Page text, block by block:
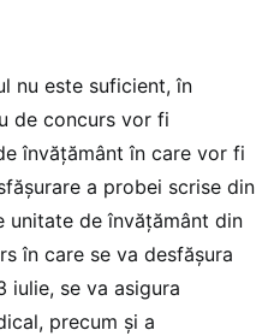
nu este suficient, în
de concurs vor fi
învățământ în care vor fi
a probei scrise din
unitate de învățământ din
în care se va desfășura
iulie, se va asigura
precum și a